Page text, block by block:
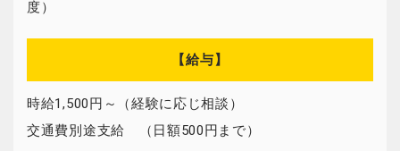
度）
【給与】
時給1,500円～（経験に応じ相談）
交通費別途支給 （日額500円まで）